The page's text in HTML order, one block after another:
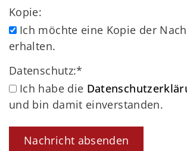
Kopie:
Ich möchte eine Kopie der
erhalten.
Datenschutz:*
Ich habe die
und bin damit einverstanden.